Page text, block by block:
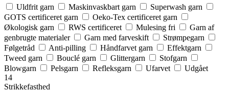
Uldfrit garn Maskinvaskbart garn
Superwash garn
GOTS certificeret garn
Oeko-Tex certificeret garn
Økologisk garn
RWS certificeret Mulesing fri
Garn af
genbrugte materialer
Garn med farveskift
Strømpegarn
Følgetråd
Anti-pilling Håndfarvet garn
Effektgarn
Tweed garn
Bouclé garn Glittergarn
Stofgarn
Blowgarn
Pelsgarn Refleksgarn Ufarvet
Udgået
14
Strikkefasthed